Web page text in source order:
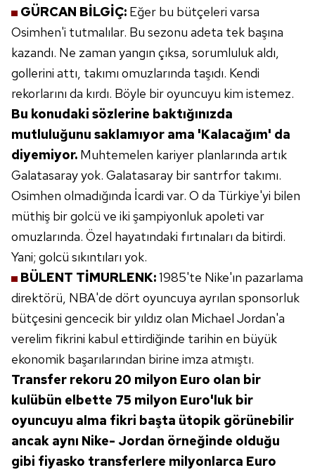
GÜRCAN BİLGİÇ: Eğer bu bütçeleri varsa
Osimhen'i tutmalılar. Bu sezonu adeta tek başına
kazandı. Ne zaman yangın çıksa, sorumluluk aldı,
gollerini attı, takımı omuzlarında taşıdı. Kendi
rekorlarını da kırdı. Böyle bir oyuncuyu kim istemez.
Bu konudaki sözlerine baktığınızda
mutluluğunu saklamıyor ama 'Kalacağım' da
diyemiyor. Muhtemelen kariyer planlarında artık
Galatasaray yok. Galatasaray bir santrfor takımı.
Osimhen olmadığında İcardi var. O da Türkiye'yi bilen
müthiş bir golcü ve iki şampiyonluk apoleti var
omuzlarında. Özel hayatındaki fırtınaları da bitirdi.
Yani; golcü sıkıntıları yok.
BÜLENT TİMURLENK:1985'te Nike'ın pazarlama
direktörü, NBA'de dört oyuncuya ayrılan sponsorluk
bütçesini gencecik bir yıldız olan Michael Jordan'a
verelim fikrini kabul ettirdiğinde tarihin en büyük
ekonomik başarılarından birine imza atmıştı.
Transfer rekoru 20 milyon Euro olan bir
kulübün elbette 75 milyon Euro'luk bir
oyuncuyu alma fikri başta ütopik görünebilir
ancak aynı Nike- Jordan örneğinde olduğu
gibi fiyasko transferlere milyonlarca Euro